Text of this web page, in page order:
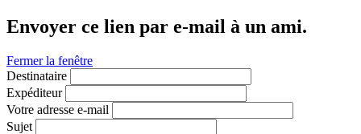
Envoyer ce lien par e-mail à un ami.
Fermer la fenêtre
Destinataire
Expéditeur
Votre adresse e-mail
Sujet